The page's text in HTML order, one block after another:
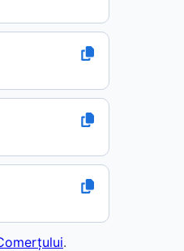
.